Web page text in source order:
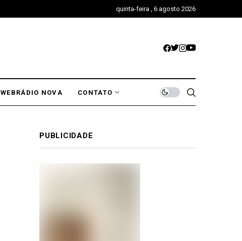
quinta-feira , 6 agosto 2026
WEBRÁDIO NOVA CONTATO
PUBLICIDADE